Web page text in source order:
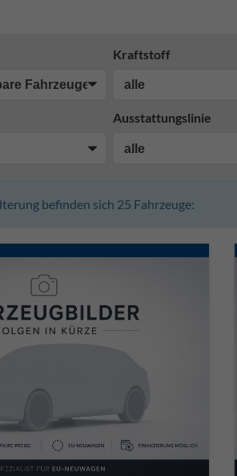
Kraftstoff
Ausstattungslinie
befinden sich 25 Fahrzeuge: